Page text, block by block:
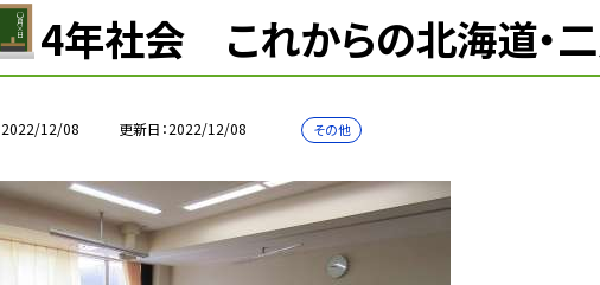
4年社会 これからの北海道・
2022/12/08 更新日 2022/12/08 その他